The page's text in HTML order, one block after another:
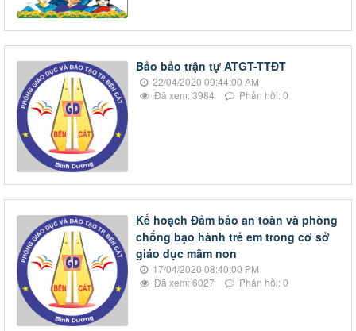
Bảo bảo trận tự ATGT-TTĐT
22/04/2020 09:44:00 AM
Đã xem: 3984
Phản hồi: 0
Kế hoạch Đảm bảo an toàn và phòng
chống bạo hành trẻ em trong cơ sở
giáo dục mầm non
17/04/2020 08:40:00 PM
Đã xem: 6027
Phản hồi: 0